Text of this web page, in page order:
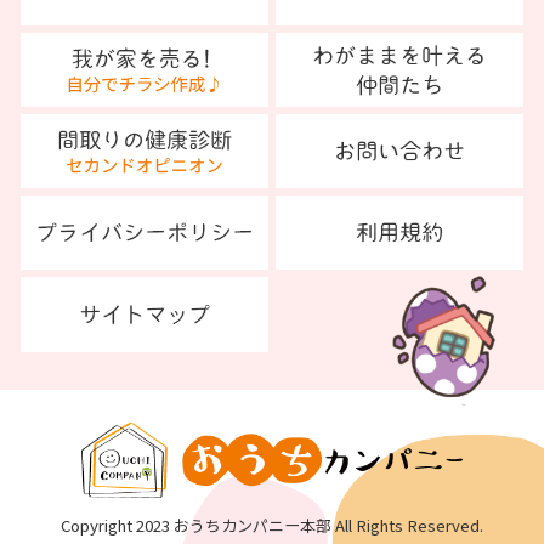
Copyright 2023 おうちカンパニー本部 All Rights Reserved.